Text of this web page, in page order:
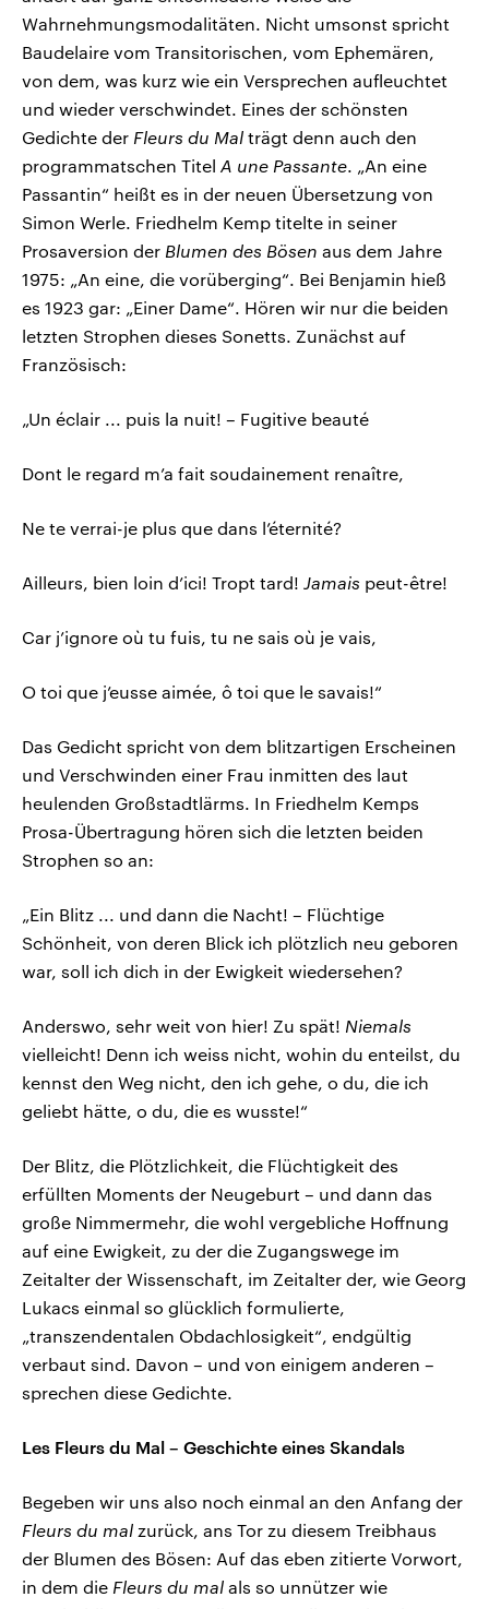
Wahrnehmungsmodalitäten. Nicht umsonst spricht
Baudelaire vom Transitorischen, vom Ephemären,
von dem, was kurz wie ein Versprechen aufleuchtet
und wieder verschwindet. Eines der schönsten
Gedichte der Fleurs du Mal trägt denn auch den
programmatschen Titel A une Passante. „An eine
Passantin“ heißt es in der neuen Übersetzung von
Simon Werle. Friedhelm Kemp titelte in seiner
Prosaversion der Blumen des Bösen aus dem Jahre
1975: „An eine, die vorüberging“. Bei Benjamin hieß
es 1923 gar: „Einer Dame“. Hören wir nur die beiden
letzten Strophen dieses Sonetts. Zunächst auf
Französisch:
„Un éclair ... puis la nuit! – Fugitive beauté
Dont le regard m’a fait soudainement renaître,
Ne te verrai-je plus que dans l’éternité?
Ailleurs, bien loin d’ici! Tropt tard! Jamais peut-être!
Car j’ignore où tu fuis, tu ne sais où je vais,
O toi que j’eusse aimée, ô toi que le savais!“
Das Gedicht spricht von dem blitzartigen Erscheinen
und Verschwinden einer Frau inmitten des laut
heulenden Großstadtlärms. In Friedhelm Kemps
Prosa-Übertragung hören sich die letzten beiden
Strophen so an:
„Ein Blitz ... und dann die Nacht! – Flüchtige
Schönheit, von deren Blick ich plötzlich neu geboren
war, soll ich dich in der Ewigkeit wiedersehen?
Anderswo, sehr weit von hier! Zu spät! Niemals
vielleicht! Denn ich weiss nicht, wohin du enteilst, du
kennst den Weg nicht, den ich gehe, o du, die ich
geliebt hätte, o du, die es wusste!“
Der Blitz, die Plötzlichkeit, die Flüchtigkeit des
erfüllten Moments der Neugeburt – und dann das
große Nimmermehr, die wohl vergebliche Hoffnung
auf eine Ewigkeit, zu der die Zugangswege im
Zeitalter der Wissenschaft, im Zeitalter der, wie Georg
Lukacs einmal so glücklich formulierte,
„transzendentalen Obdachlosigkeit“, endgültig
verbaut sind. Davon – und von einigem anderen –
sprechen diese Gedichte.
Les Fleurs du Mal – Geschichte eines Skandals
Begeben wir uns also noch einmal an den Anfang der
Fleurs du mal zurück, ans Tor zu diesem Treibhaus
der Blumen des Bösen: Auf das eben zitierte Vorwort,
in dem die Fleurs du mal als so unnützer wie